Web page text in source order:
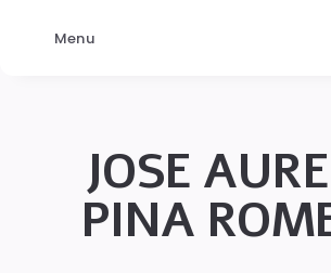
JOSE
PINA
Menu